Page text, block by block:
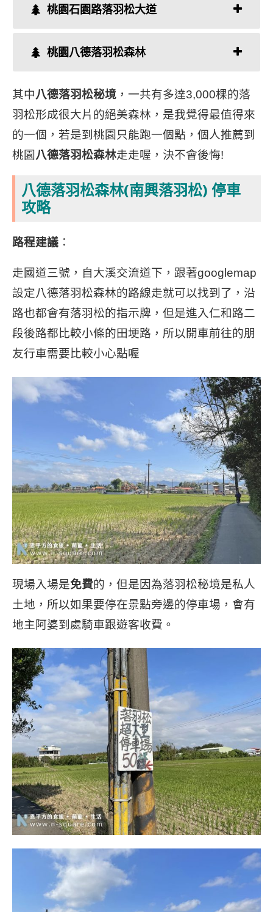
桃園石園路落羽松大道
桃園八德落羽松森林
其中八德落羽松秘境 ，一共有多達3,000棵的落
羽松形成很大片的絕美森林，是我覺得最值得來
的一個，若是到桃園只能跑一個點，個人推薦到
桃園 八德落羽松森林走走喔，決不會後悔!
八德落羽松森林(南興落羽松) 停車
攻略
路程建議 ：
走國道三號，自大溪交流道下，跟著googlemap
設定八德落羽松森林的路線走就可以找到了，沿
路也都會有落羽松的指示牌，但是進入仁和路二
段後路都比較小條的田埂路，所以開車前往的朋
友行車需要比較小心點喔
現場入場是免費的，但是因為落羽松秘境是私人
土地，所以如果要停在景點旁邊的停車場，會有
地主阿婆到處騎車跟遊客收費。